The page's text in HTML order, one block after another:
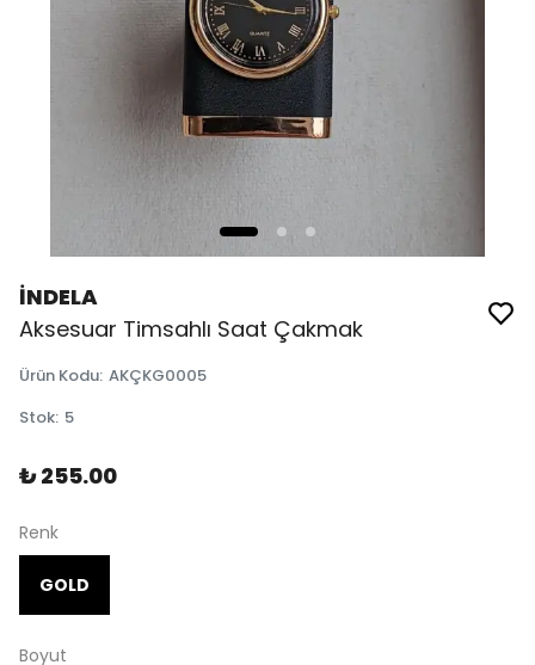
İNDELA
Aksesuar Timsahlı Saat Çakmak
Ürün Kodu: AKÇKG0005
Stok: 5
₺ 255.00
Renk
GOLD
Boyut